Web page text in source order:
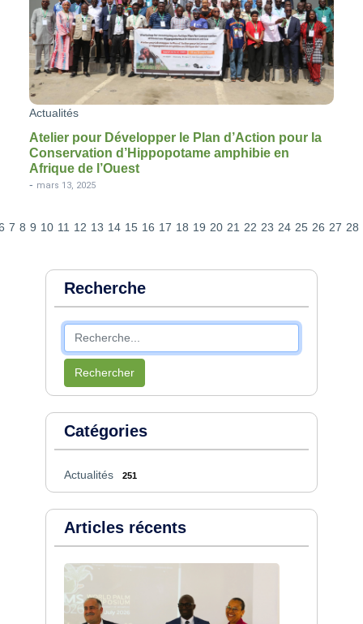
Actualités
Atelier pour Développer le Plan d’Action pour la
Conservation d’Hippopotame amphibie en
Afrique de l’Ouest
- mars 13, 2025
7 8 9 10 11 12 13 14 15 16 17 18 19 20 21 22 23 24 25 26 27 28
Recherche
Rechercher
Catégories
Actualités 251
Articles récents